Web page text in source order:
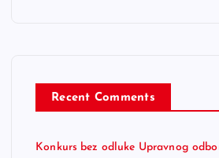
Recent Comments
Konkurs bez odluke Upravnog